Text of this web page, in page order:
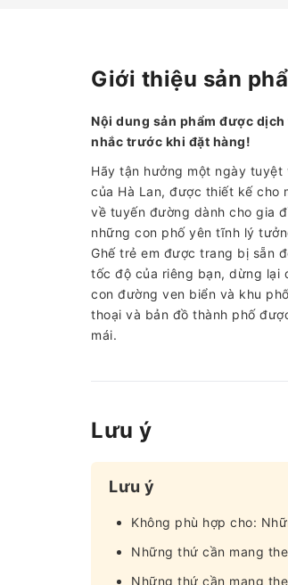
Giới thiệu sản
Nội dung sản phẩm được
nhắc trước khi đặt hàng!
Hãy tận hưởng một ngày
của Hà Lan, được thiết kế cho
về tuyến đường dành cho gia
những con phố yên tĩnh lý
Ghế trẻ em được trang bị sẵn
tốc độ của riêng bạn, dừng lại
con đường ven biển và khu
thoại và bản đồ thành phố
mái.
Lưu ý
Lưu ý
Không phù hợp cho:
Những thứ cần mang
Những thứ cần mang